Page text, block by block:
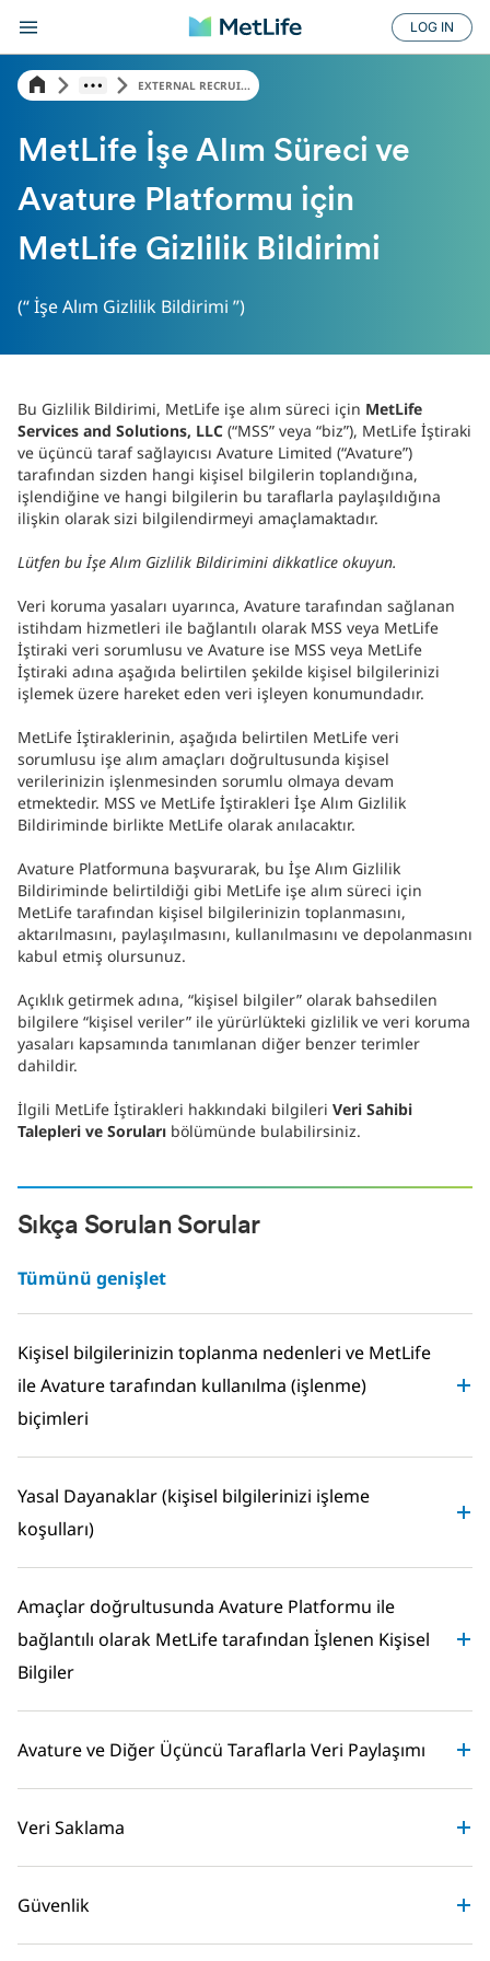
LOG IN
EXTERNAL RECRUI...
MetLife İşe Alım Süreci ve
Avature Platformu için
MetLife Gizlilik Bildirimi
(“ İşe Alım Gizlilik Bildirimi ”)
Bu Gizlilik Bildirimi, MetLife işe alım süreci için MetLife
Services and Solutions, LLC (“MSS” veya “biz”), MetLife İştiraki
ve üçüncü taraf sağlayıcısı Avature Limited (“Avature”)
tarafından sizden hangi kişisel bilgilerin toplandığına,
işlendiğine ve hangi bilgilerin bu taraflarla paylaşıldığına
ilişkin olarak sizi bilgilendirmeyi amaçlamaktadır.
Lütfen bu İşe Alım Gizlilik Bildirimini dikkatlice okuyun.
Veri koruma yasaları uyarınca, Avature tarafından sağlanan
istihdam hizmetleri ile bağlantılı olarak MSS veya MetLife
İştiraki veri sorumlusu ve Avature ise MSS veya MetLife
İştiraki adına aşağıda belirtilen şekilde kişisel bilgilerinizi
işlemek üzere hareket eden veri işleyen konumundadır.
MetLife İştiraklerinin, aşağıda belirtilen MetLife veri
sorumlusu işe alım amaçları doğrultusunda kişisel
verilerinizin işlenmesinden sorumlu olmaya devam
etmektedir. MSS ve MetLife İştirakleri İşe Alım Gizlilik
Bildiriminde birlikte MetLife olarak anılacaktır.
Avature Platformuna başvurarak, bu İşe Alım Gizlilik
Bildiriminde belirtildiği gibi MetLife işe alım süreci için
MetLife tarafından kişisel bilgilerinizin toplanmasını,
aktarılmasını, paylaşılmasını, kullanılmasını ve depolanmasını
kabul etmiş olursunuz.
Açıklık getirmek adına, “kişisel bilgiler” olarak bahsedilen
bilgilere “kişisel veriler” ile yürürlükteki gizlilik ve veri koruma
yasaları kapsamında tanımlanan diğer benzer terimler
dahildir.
İlgili MetLife İştirakleri hakkındaki bilgileri Veri Sahibi
Talepleri ve Soruları bölümünde bulabilirsiniz.
Sıkça Sorulan Sorular
Tümünü genişlet
Kişisel bilgilerinizin toplanma nedenleri ve MetLife
ile Avature tarafından kullanılma (işlenme)
biçimleri
Yasal Dayanaklar (kişisel bilgilerinizi işleme
koşulları)
Amaçlar doğrultusunda Avature Platformu ile
bağlantılı olarak MetLife tarafından İşlenen Kişisel
Bilgiler
Avature ve Diğer Üçüncü Taraflarla Veri Paylaşımı
Veri Saklama
Güvenlik